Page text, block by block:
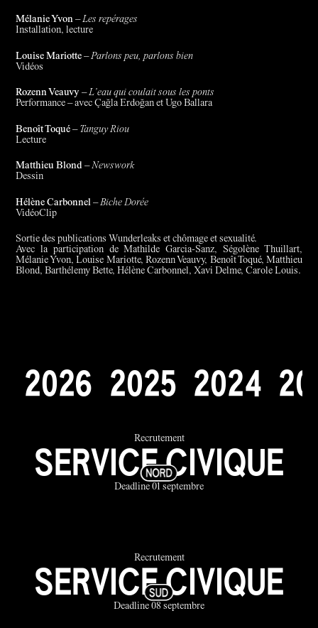
Mélanie Yvon–Les repérages
Installation, lecture
Louise Mariotte–Parlons peu, parlons bien
Vidéos
Rozenn Veauvy–L’eau qui coulait sous les ponts
Performance – avec Çağla Erdoğan et Ugo Ballara
Benoît Toqué– Tanguy Riou
Lecture
Matthieu Blond–Newswork
Dessin
Hélène Carbonnel–Biche Dorée
VidéoClip
Sortie des publications Wunderleaks et chômage et sexualité.
Avec la participation de Mathilde Garcia-Sanz, Ségolène Thuillart,
Mélanie Yvon, Louise Mariotte, Rozenn Veauvy, Benoît Toqué, Matthieu
Blond, Barthélemy Bette, Hélène Carbonnel, Xavi Delme, Carole Louis.
2026 2025 2024 20
Recrutement
SERVICE CIVIQUE
Deadline 01 septembre
Recrutement
SERVICE CIVIQUE
Deadline 08 septembre